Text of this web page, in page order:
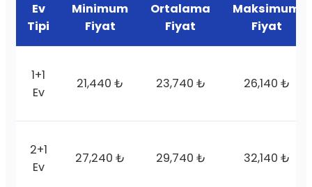
Ev
Tipi
Minimum
Fiyat
Ortalama
Fiyat
Maksimum
Fiyat
1+1
Ev
21,440 ₺ 23,740 ₺ 26,140 ₺
2+1
Ev
27,240 ₺ 29,740 ₺ 32,140 ₺